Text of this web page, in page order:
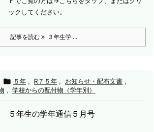
ックしてください。
記事を読む ３年生学 ...
 ５年 , R７５年 , お知らせ・配布文書 ,
, 学校からの配付物（学年別）
５年生の学年通信５月号